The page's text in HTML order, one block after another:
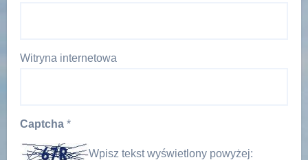
Witryna internetowa
Captcha *
Wpisz tekst wyświetlony powyżej: